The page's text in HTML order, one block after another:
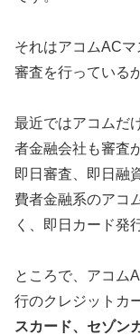
それはアコムAC
審査を行っている
最近ではアコムだ
者金融会社も審査
即日審査、即日融
費者金融系のアコ
く、即日カード発
ところで、アコム
行のクレジットカ
スカード、セゾン